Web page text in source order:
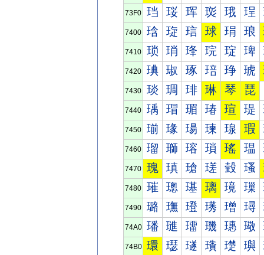
73F0 珰 珱 珲 珳 珴 珵
7400 琀 琁 琂 球 琄 琅
7410 琐 琑 琒 琓 琔 琕
7420 琠 琡 琢 琣 琤 琥
7430 琰 琱 琲 琳 琴 琵
7440 瑀 瑁 瑂 瑃 瑄 瑅
7450 瑐 瑑 瑒 瑓 瑔 瑕
7460 瑠 瑡 瑢 瑣 瑤 瑥
7470 瑰 瑱 瑲 瑳 瑴 瑵
7480 璀 璁 璂 璃 璄 璅
7490 璐 璑 璒 璓 璔 璕
74A0 璠 璡 璢 璣 璤 璥
74B0 環 璱 璲 璳 璴 璵